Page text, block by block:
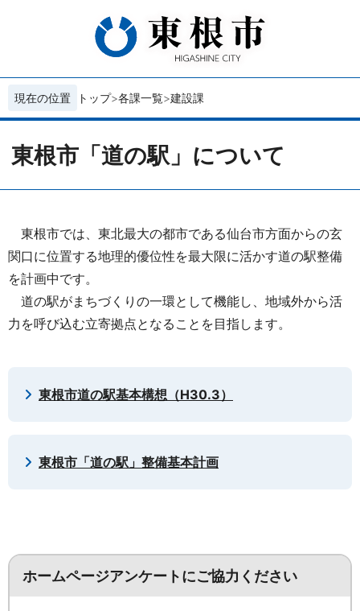
現在の位置 トップ 各課一覧 建設課
東根市「道の駅」について
東根市では、東北最大の都市である仙台市方面からの玄
関口に位置する地理的優位性を最大限に活かす道の駅整備
を計画中です。
道の駅がまちづくりの一環として機能し、地域外から活
力を呼び込む立寄拠点となることを目指します。
東根市道の駅基本構想（H30.3）
東根市「道の駅」整備基本計画
ホームページアンケートにご協力ください